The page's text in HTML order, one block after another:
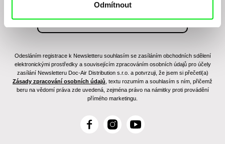
Odmítnout
Odesláním registrace k Newsletteru souhlasím se zasíláním obchodních sdělení
elektronickými prostředky a souvisejícím zpracováním osobních údajů pro účely
zasílání Newsletteru Doc-Air Distribution s.r.o. a potvrzuji, že jsem si přečetl(a)
Zásady zpracování osobních údajů , textu rozumím a souhlasím s ním, přičemž
beru na vědomí práva zde uvedená, zejména právo na námitky proti provádění
přímého marketingu.
F
I
Y